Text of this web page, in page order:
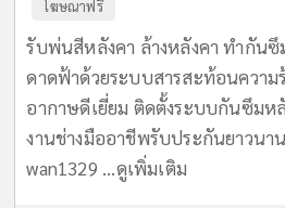
โฆษณาฟรี
รับพ่นสีหลังคา ล้างหลังคา ทำกัน
ดาดฟ้าด้วยระบบสารสะท้อนควา
อากาษดีเยี่ยม ติดตั้งระบบกันซึมห
งานช่างมืออาชีพรับประกันยาวนา
wan1329 ...ดูเพิ่มเติม